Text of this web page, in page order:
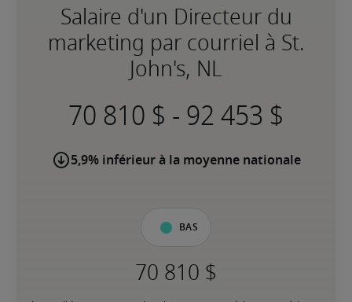
Salaire d'un Directeur du
marketing par courriel à St.
John's, NL
-
5,9% inférieur à la moyenne nationale
Bas